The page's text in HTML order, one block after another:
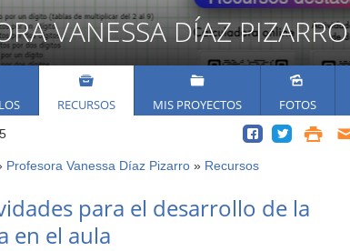
VANESSA DÍAZ PIZARRO
RECURSOS MIS PROYECTOS FOTOS
Profesora Vanessa Díaz Pizarro » Recursos
para el desarrollo de la
en el aula